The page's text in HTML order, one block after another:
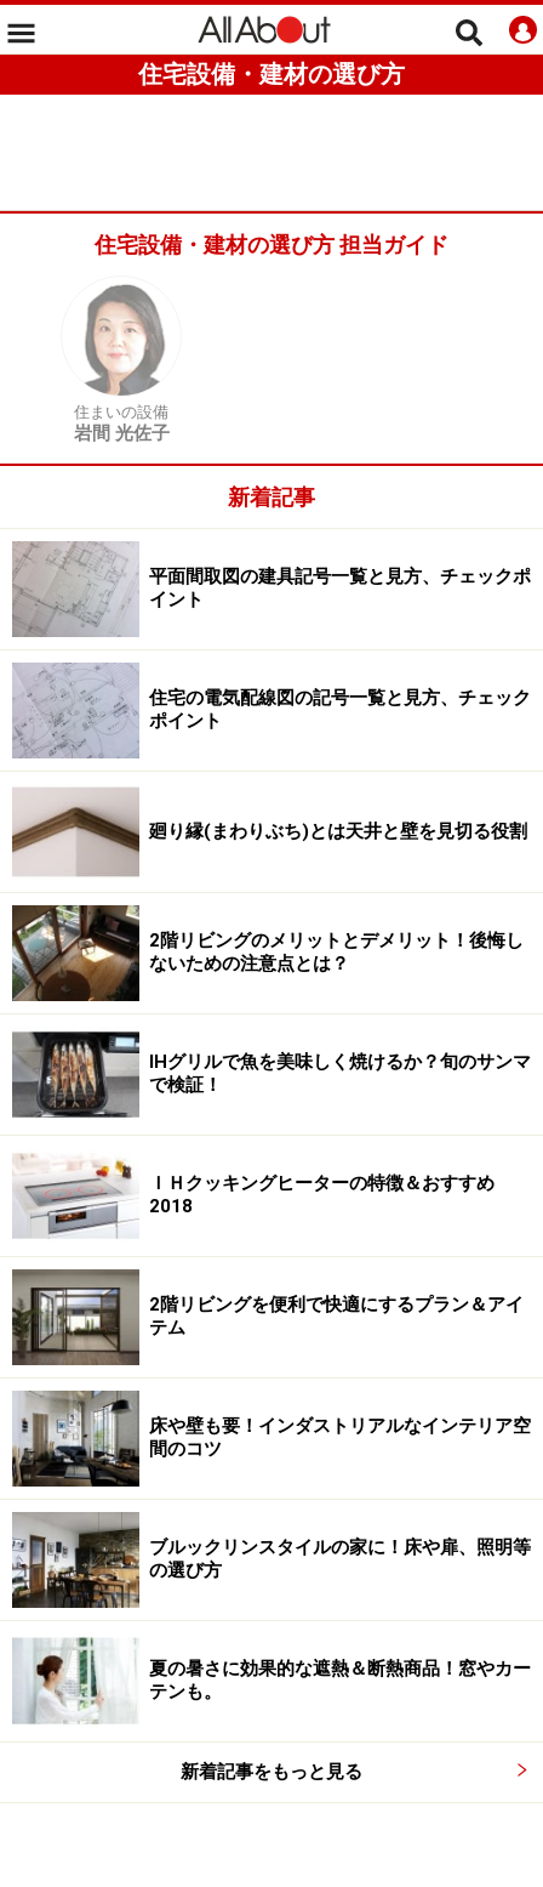
住宅設備・建材の選び方
住宅設備・建材の選び方 担当ガイド
住まいの設備
岩間 光佐子
新着記事
平面間取図の建具記号一覧と見方、チェックポ
イント
住宅の電気配線図の記号一覧と見方、チェック
ポイント
廻り縁(まわりぶち)とは天井と壁を見切る役割
2階リビングのメリットとデメリット！後悔し
ないための注意点とは？
IHグリルで魚を美味しく焼けるか？旬のサンマ
で検証！
ＩＨクッキングヒーターの特徴＆おすすめ
2018
2階リビングを便利で快適にするプラン＆アイ
テム
床や壁も要！インダストリアルなインテリア空
間のコツ
ブルックリンスタイルの家に！床や扉、照明等
の選び方
夏の暑さに効果的な遮熱＆断熱商品！窓やカー
テンも。
新着記事をもっと見る